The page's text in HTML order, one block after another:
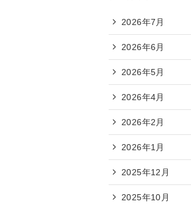
2026年7月
2026年6月
2026年5月
2026年4月
2026年2月
2026年1月
2025年12月
2025年10月